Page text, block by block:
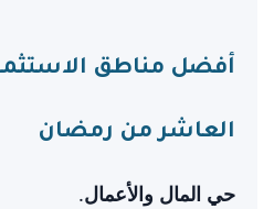
أفضل مناطق
العاشر من رمضان
حي المال والأعمال.